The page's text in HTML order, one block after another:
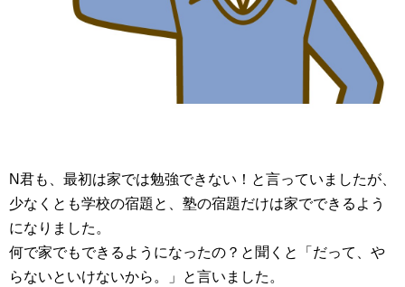
N君も、最初は家では勉強できない！と言っていましたが、
少なくとも学校の宿題と、塾の宿題だけは家でできるよう
になりました。
何で家でもできるようになったの？と聞くと「だって、や
らないといけないから。」と言いました。